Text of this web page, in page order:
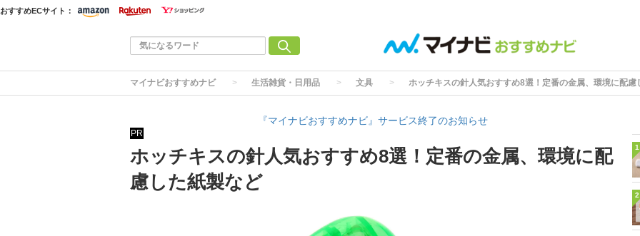
おすすめECサイト：
マイナビおすすめナビ 生活雑貨・日用品 文具 ホッチキスの針人気おすすめ8選！定番の金属、環境に配慮
『マイナビおすすめナビ』サービス終了のお知らせ
PR
ホッチキスの針人気おすすめ8選！定番の金属、環境に配
慮した紙製など
1
2